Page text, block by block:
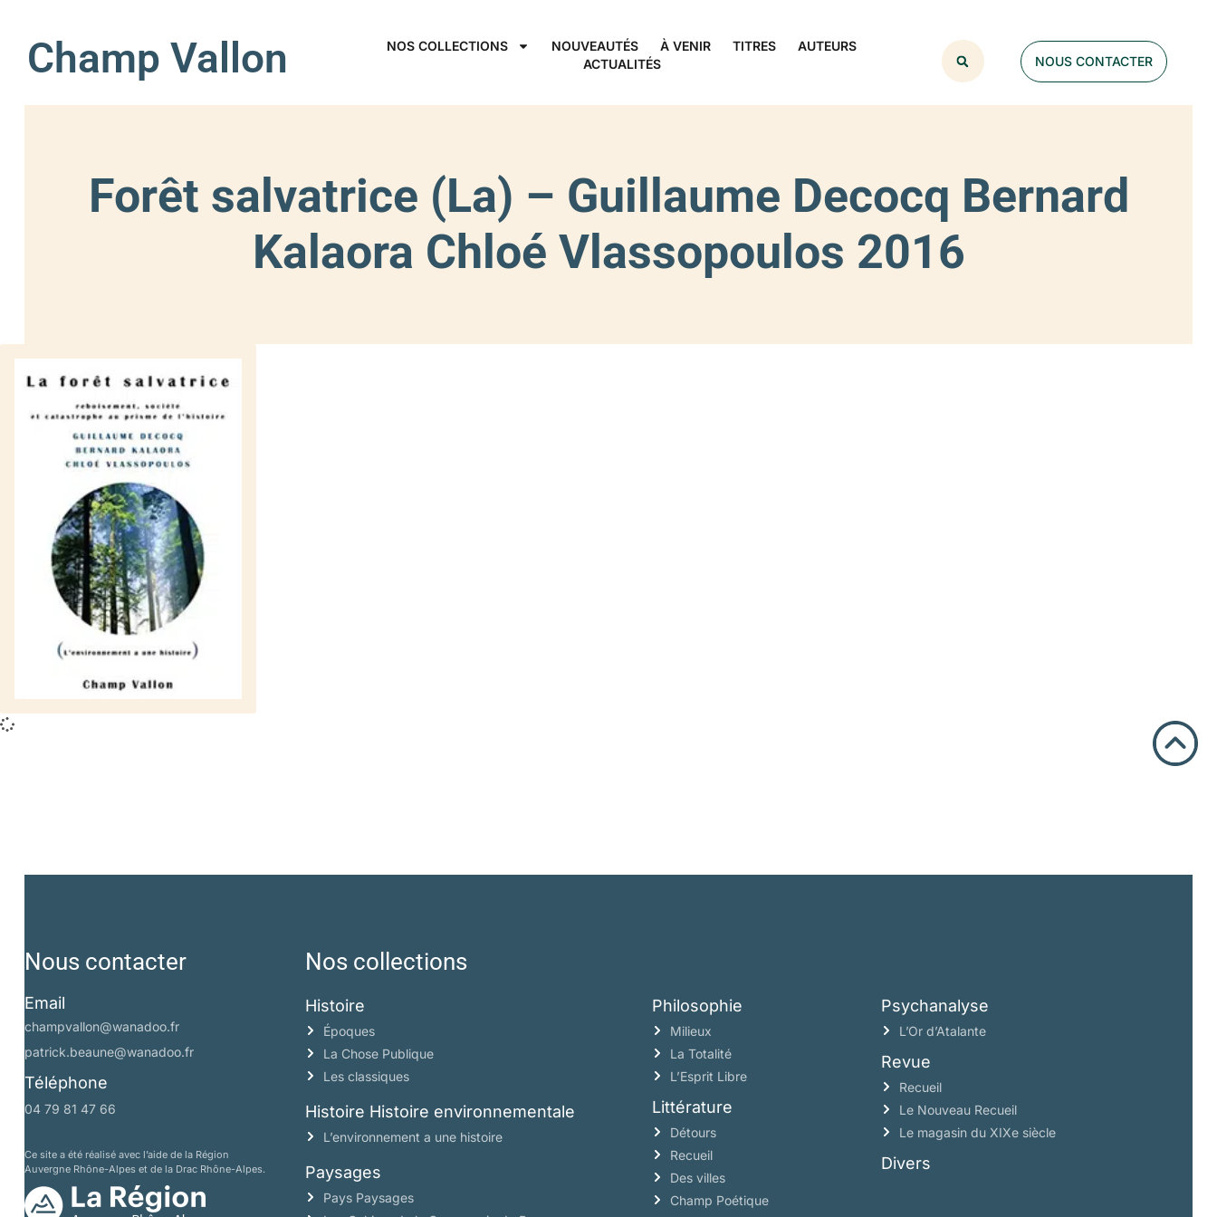
Champ Vallon NOS COLLECTIONS NOUVEAUTÉS À VENIR TITRES
AUTEURS
ACTUALITÉS
NOUS CONTACTER
Forêt salvatrice (La) – Guillaume Decocq Bernard
Kalaora Chloé Vlassopoulos 2016
Nous contacter
Email
champvallon@wanadoo.fr
patrick.beaune@wanadoo.fr
Téléphone
04 79 81 47 66
Ce site a été réalisé avec l’aide de la Région
Auvergne Rhône-Alpes et de la Drac Rhône-Alpes.
Nos collections
Histoire
Époques
La Chose Publique
Les classiques
Histoire Histoire environnementale
L’environnement a une histoire
Paysages
Pays Paysages
Philosophie
Milieux
La Totalité
L’Esprit Libre
Littérature
Détours
Recueil
Des villes
Champ Poétique
Psychanalyse
L’Or d’Atalante
Revue
Recueil
Le Nouveau Recueil
Le magasin du XIXe siècle
Divers